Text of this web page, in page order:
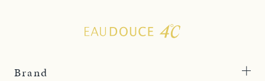
Brand